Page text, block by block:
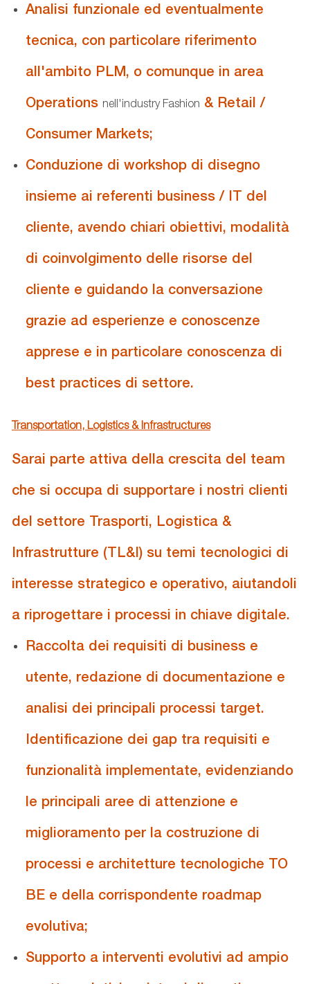
Analisi funzionale ed eventualmente
tecnica, con particolare riferimento
all'ambito PLM, o comunque in area
Operations nell'industry Fashion & Retail /
Consumer Markets;
Conduzione di workshop di disegno
insieme ai referenti business / IT del
cliente, avendo chiari obiettivi, modalità
di coinvolgimento delle risorse del
cliente e guidando la conversazione
grazie ad esperienze e conoscenze
apprese e in particolare conoscenza di
best practices di settore.
Transportation, Logistics & Infrastructures
Sarai parte attiva della crescita del team
che si occupa di supportare i nostri clienti
del settore Trasporti, Logistica &
Infrastrutture (TL&I) su temi tecnologici di
interesse strategico e operativo, aiutandoli
a riprogettare i processi in chiave digitale.
Raccolta dei requisiti di business e
utente, redazione di documentazione e
analisi dei principali processi target.
Identificazione dei gap tra requisiti e
funzionalità implementate, evidenziando
le principali aree di attenzione e
miglioramento per la costruzione di
processi e architetture tecnologiche TO
BE e della corrispondente roadmap
evolutiva;
Supporto a interventi evolutivi ad ampio